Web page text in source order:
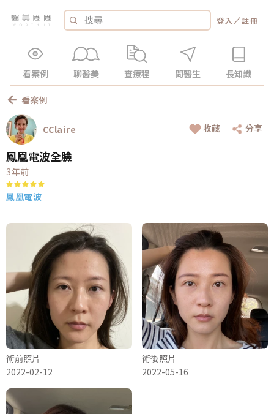
登入 ／註冊
看案例 聊醫美 查療程 問醫生 長知識
看案例
CClaire 收藏 分享
鳳凰電波全臉
3年前
鳳凰電波
術前照片
2022-02-12
術後照片
2022-05-16